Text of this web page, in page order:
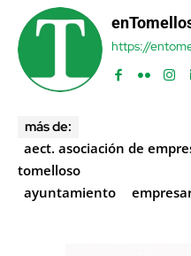
https://
más de:
aect. asociación de
tomelloso
ayuntamiento